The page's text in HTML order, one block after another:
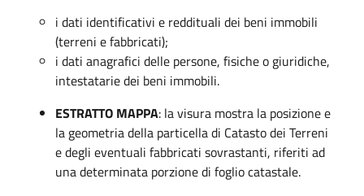
i dati identificativi e reddituali dei beni immobili
(terreni e fabbricati);
i dati anagrafici delle persone, fisiche o giuridiche,
intestatarie dei beni immobili.
ESTRATTO MAPPA: la visura mostra la posizione e
la geometria della particella di Catasto dei Terreni
e degli eventuali fabbricati sovrastanti, riferiti ad
una determinata porzione di foglio catastale.